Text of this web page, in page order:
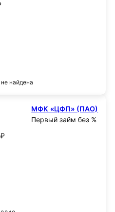
найдена
МФК «ЦФП» (ПАО)
Первый займ без %